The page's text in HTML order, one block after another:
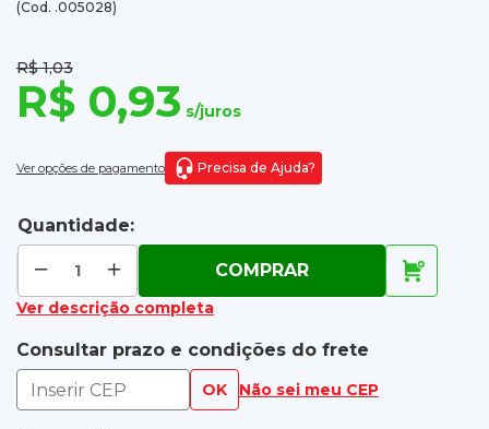
(Cod. .005028)
R$ 1,03
R$ 0,93 s/juros
Ver opções de pagamento Precisa de Ajuda?
Quantidade:
COMPRAR
Ver descrição completa
Consultar prazo e condições do frete
OK Não sei meu CEP